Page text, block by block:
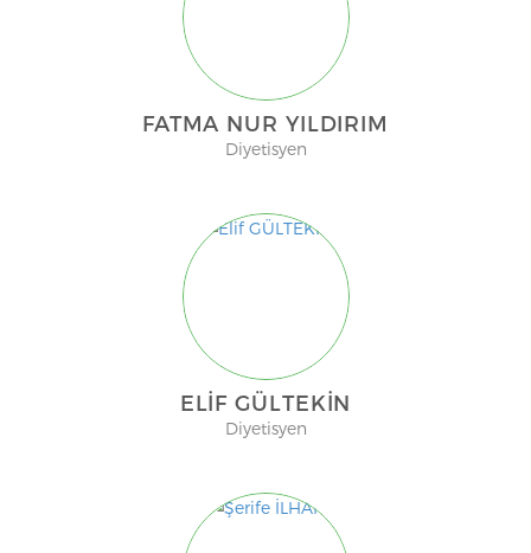
FATMA NUR YILDIRIM
Diyetisyen
ELIF GÜLTEKİN
Diyetisyen